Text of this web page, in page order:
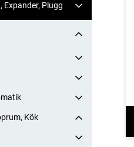
Expander, Plugg
Kök